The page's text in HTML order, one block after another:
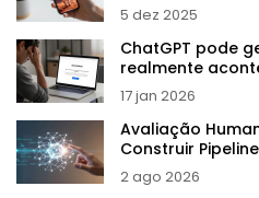
5 dez 2025
ChatGPT pode
realmente
17 jan 2026
Avaliação
Construir
Linguagem
2 ago 2026